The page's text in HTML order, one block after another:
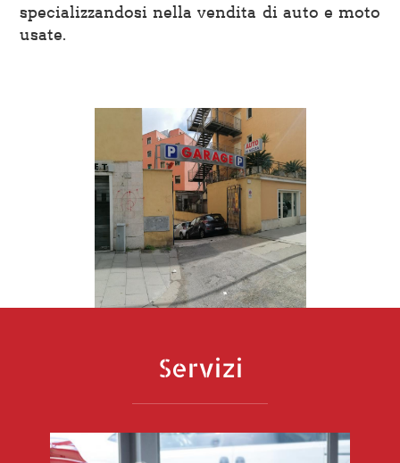
specializzandosi nella vendita di auto e moto
usate.
Servizi